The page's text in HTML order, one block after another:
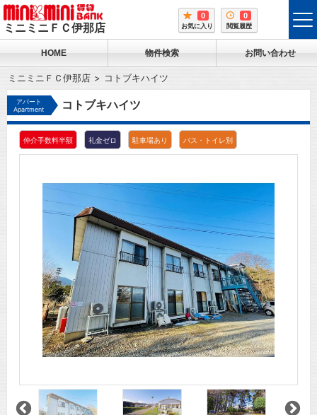
ミニミニＦＣ伊那店
0
お気に入り
0
閲覧履歴
HOME 物件検索 お問い合わせ
ミニミニＦＣ伊那店 コトブキハイツ
アパート
Apartment
コトブキハイツ
仲介手数料半額 礼金ゼロ 駐車場あり バス・トイレ別